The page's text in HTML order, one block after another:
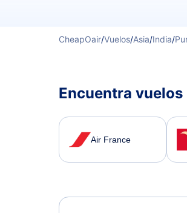
CheapOair/Vuelos/Asia/India/
Encuentra vuelos
Air France